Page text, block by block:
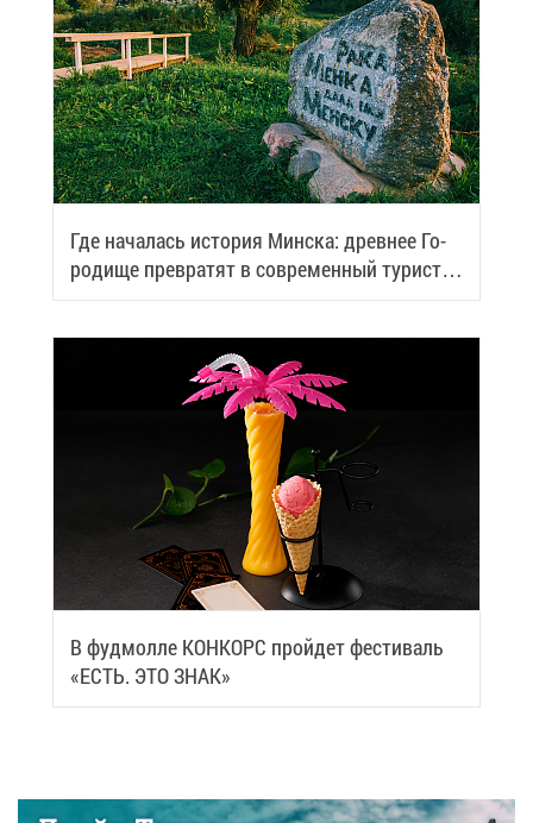
Где на­ча­лась ис­то­рия Мин­ска: древ­нее Го­
ро­ди­ще пре­вра­тят в со­вре­мен­ный ту­ри­сти­
че­ский центр
В фуд­мол­ле КОН­КОРС прой­дет фе­сти­валь
«ЕСТЬ. ЭТО ЗНАК»